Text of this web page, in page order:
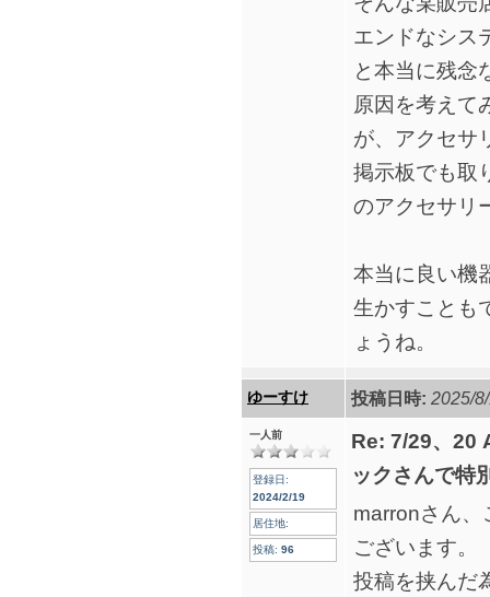
エンドなシス
と本当に残念
原因を考えて
が、アクセサ
掲示板でも取
のアクセサリ
本当に良い機
生かすことも
ょうね。
ゆーすけ 投稿日時: 2025/
一人前
登録日:
2024/2/19
居住地:
投稿: 96
Re: 7/29、20
ックさんで特
marronさん、
ございます。
投稿を挟んだ